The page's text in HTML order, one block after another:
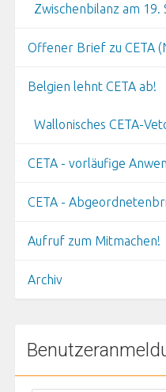
Zwischenbilanz am 19.
Offener Brief zu CETA
Belgien lehnt CETA ab!
Wallonisches CETA-
CETA - vorläufige
CETA -
Aufruf zum Mitmachen!
Archiv